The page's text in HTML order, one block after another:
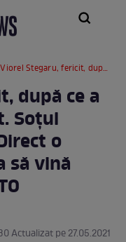
fericit, după ce a devenit tată de băiat. Soțul Vulpiței de la Acces Direct o așteaptă pe Veronica să vină acasă cu fiul lor / FOTO
după ce a
Soțul
o
să vină
Actualizat pe 27.05.2021